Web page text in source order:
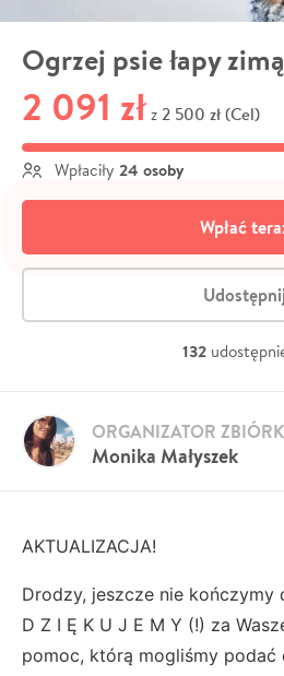
Ogrzej psie łapy
2 091 zł z 2 500 zł (Cel)
Wpłaciły 24 osoby
Wpłać
132
Monika Małyszek
ORGANIZATOR
AKTUALIZACJA!
Drodzy, jeszcze nie kończymy
D Z I Ę K U J E M Y (!) za
pomoc, którą mogliśmy podać